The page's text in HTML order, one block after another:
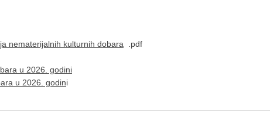
nematerijalnih kulturnih dobara .pdf
u 2026. godini
u 2026. godini